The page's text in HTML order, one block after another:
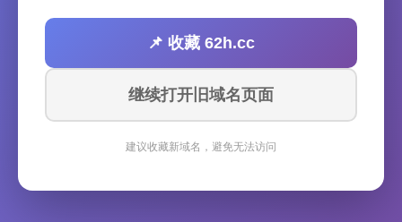
📌 收藏 62h.cc
继续打开旧域名页面
建议收藏新域名，避免无法访问